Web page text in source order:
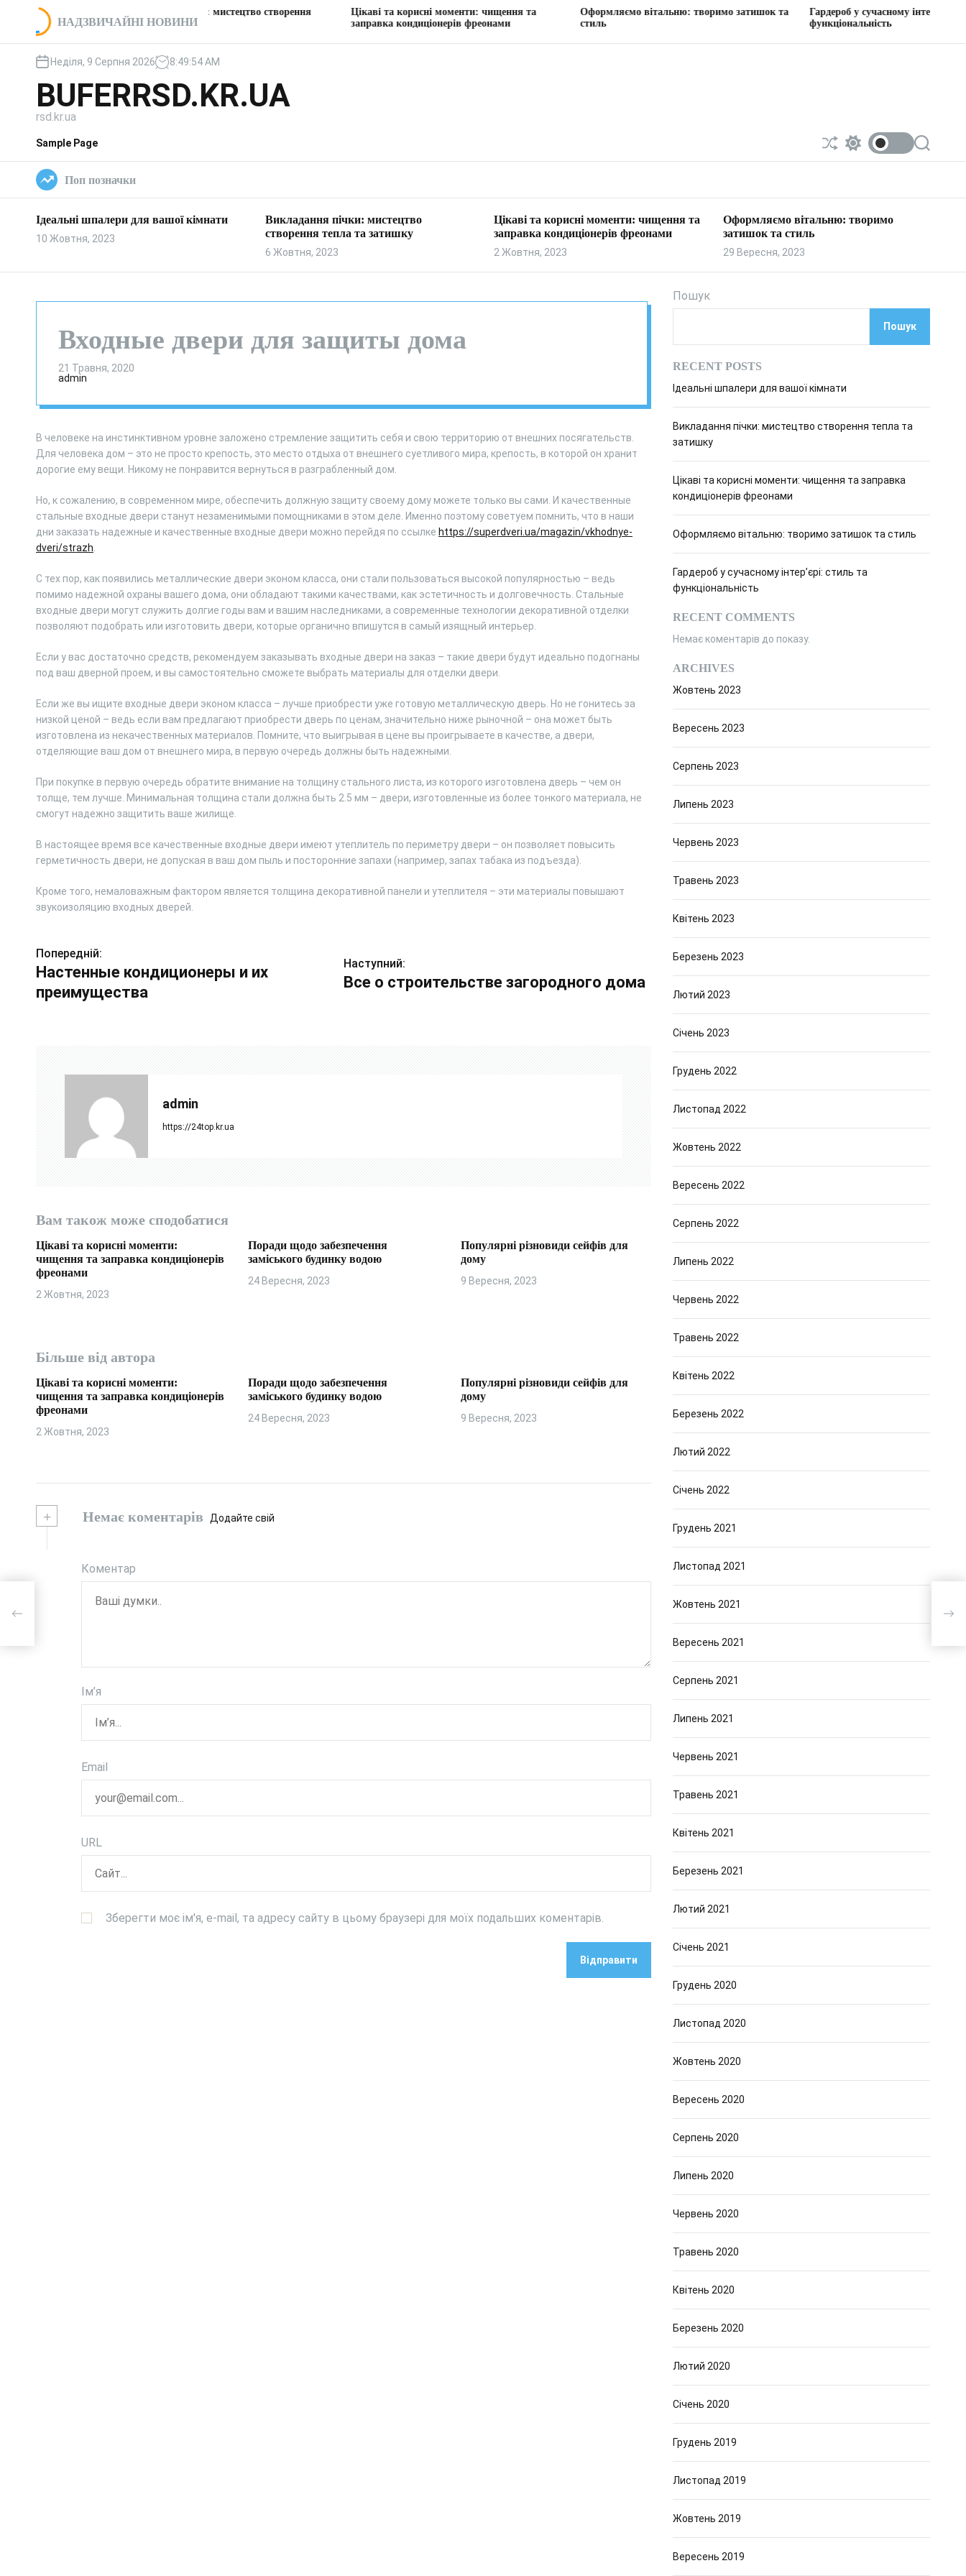
м
с
НАДЗВИЧАЙНІ НОВИНИ
кімнати
Викладання пічки: мистецтво створення
тепла та затишку
Цікаві та корисні моменти: чищення та
заправка кондиціонерів фреонами
Оформляємо вітальню: творимо затишок та
Гардероб у сучасному інтер’єрі: стиль та
функціональність
Неділя, 9 Серпня 2026 8:49:55AM
BUFERRSD.KR.UA
rsd.kr.ua
Sample Page
П
е
т
с
т
П
е
м
к
о
о
в
р
е
и
П
о
к
Поп позначки
Ідеальні шпалери для вашої кімнати
10 Жовтня, 2023
Викладання пічки: мистецтво
створення тепла та затишку
6 Жовтня, 2023
Цікаві та корисні моменти: чищення та
заправка кондиціонерів фреонами
2 Жовтня, 2023
Оформляємо вітальню: творимо
затишок та стиль
29 Вересня, 2023
Входные двери для защиты дома
21 Травня, 2020
admin
В человеке на инстинктивном уровне заложено стремление защитить себя и свою территорию от внешних посягательств.
Для человека дом – это не просто крепость, это место отдыха от внешнего суетливого мира, крепость, в которой он хранит
дорогие ему вещи. Никому не понравится вернуться в разграбленный дом.
Но, к сожалению, в современном мире, обеспечить должную защиту своему дому можете только вы сами. И качественные
стальные входные двери станут незаменимыми помощниками в этом деле. Именно поэтому советуем помнить, что в наши
дни заказать надежные и качественные входные двери можно перейдя по ссылке https://superdveri.ua/magazin/vkhodnye-
dveri/strazh
С тех пор, как появились металлические двери эконом класса, они стали пользоваться высокой популярностью – ведь
помимо надежной охраны вашего дома, они обладают такими качествами, как эстетичность и долговечность. Стальные
входные двери могут служить долгие годы вам и вашим наследниками, а современные технологии декоративной отделки
позволяют подобрать или изготовить двери, которые органично впишутся в самый изящный интерьер.
Если у вас достаточно средств, рекомендуем заказывать входные двери на заказ – такие двери будут идеально подогнаны
под ваш дверной проем, и вы самостоятельно сможете выбрать материалы для отделки двери.
Если же вы ищите входные двери эконом класса – лучше приобрести уже готовую металлическую дверь. Но не гонитесь за
низкой ценой – ведь если вам предлагают приобрести дверь по ценам, значительно ниже рыночной – она может быть
изготовлена из некачественных материалов. Помните, что выигрывая в цене вы проигрываете в качестве, а двери,
отделяющие ваш дом от внешнего мира, в первую очередь должны быть надежными.
При покупке в первую очередь обратите внимание на толщину стального листа, из которого изготовлена дверь – чем он
толще, тем лучше. Минимальная толщина стали должна быть 2.5 мм – двери, изготовленные из более тонкого материала, не
смогут надежно защитить ваше жилище.
В настоящее время все качественные входные двери имеют утеплитель по периметру двери – он позволяет повысить
герметичность двери, не допуская в ваш дом пыль и посторонние запахи (например, запах табака из подъезда).
Кроме того, немаловажным фактором является толщина декоративной панели и утеплителя – эти материалы повышают
звукоизоляцию входных дверей.
Н
а
а
п
и
в
Попередній:
Настенные кондиционеры и их
преимущества
Наступний:
Все о строительстве загородного дома
admin
https://24top.kr.ua
Вам також може сподобатися
Цікаві та корисні моменти:
чищення та заправка кондиціонерів
фреонами
2 Жовтня, 2023
Поради щодо забезпечення
заміського будинку водою
24 Вересня, 2023
Популярні різновиди сейфів для
дому
9 Вересня, 2023
Більше від автора
Цікаві та корисні моменти:
чищення та заправка кондиціонерів
фреонами
2 Жовтня, 2023
Поради щодо забезпечення
заміського будинку водою
24 Вересня, 2023
Популярні різновиди сейфів для
дому
9 Вересня, 2023
+ Немає коментарів Додайте свій
Коментар
Ім’я
Email
URL
Зберегти моє ім'я, e-mail, та адресу сайту в цьому браузері для моїх подальших коментарів.
Пошук
Пошук
RECENT POSTS
Ідеальні шпалери для вашої кімнати
Викладання пічки: мистецтво створення тепла та
затишку
Цікаві та корисні моменти: чищення та заправка
кондиціонерів фреонами
Оформляємо вітальню: творимо затишок та стиль
Гардероб у сучасному інтер’єрі: стиль та
функціональність
RECENT COMMENTS
Немає коментарів до показу.
ARCHIVES
Жовтень 2023
Вересень 2023
Серпень 2023
Липень 2023
Червень 2023
Травень 2023
Квітень 2023
Березень 2023
Лютий 2023
Січень 2023
Грудень 2022
Листопад 2022
Жовтень 2022
Вересень 2022
Серпень 2022
Липень 2022
Червень 2022
Травень 2022
Квітень 2022
Березень 2022
Лютий 2022
Січень 2022
Грудень 2021
Листопад 2021
Жовтень 2021
Вересень 2021
Серпень 2021
Липень 2021
Червень 2021
Травень 2021
Квітень 2021
Березень 2021
Лютий 2021
Січень 2021
Грудень 2020
Листопад 2020
Жовтень 2020
Вересень 2020
Серпень 2020
Липень 2020
Червень 2020
Травень 2020
Квітень 2020
Березень 2020
Лютий 2020
Січень 2020
Грудень 2019
Листопад 2019
Жовтень 2019
Вересень 2019